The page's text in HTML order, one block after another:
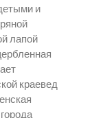
и
лапой
краевед